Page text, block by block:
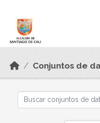
Conjuntos de